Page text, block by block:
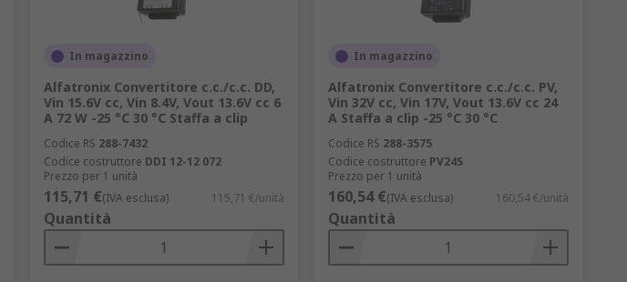
In magazzino
Alfatronix Convertitore c.c./c.c. DD,
Vin 15.6V cc, Vin 8.4V, Vout 13.6V cc 6
A 72 W -25 °C 30 °C Staffa a clip
Codice RS 288-7432
Codice costruttore DDI 12-12 072
Prezzo per 1 unità
115,71 €(IVA esclusa) 115,71 €/unità
Quantità
In magazzino
Alfatronix Convertitore c.c./c.c. PV,
Vin 32V cc, Vin 17V, Vout 13.6V cc 24
A Staffa a clip -25 °C 30 °C
Codice RS 288-3575
Codice costruttore PV24S
Prezzo per 1 unità
160,54 €(IVA esclusa) 160,54 €/unità
Quantità